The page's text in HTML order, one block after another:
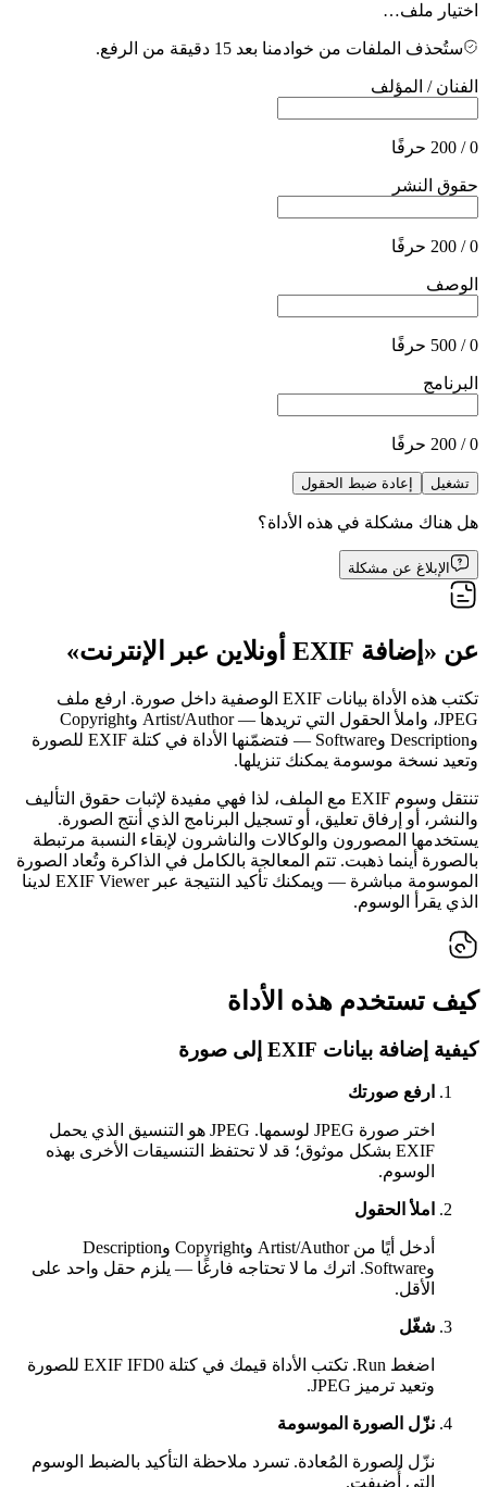
اختيار ملف…
ستُحذف الملفات من خوادمنا بعد 15 دقيقة من الرفع.
الفنان / المؤلف
0 / 200 حرفًا
حقوق النشر
0 / 200 حرفًا
الوصف
0 / 500 حرفًا
البرنامج
0 / 200 حرفًا
تشغيل إعادة ضبط الحقول
هل هناك مشكلة في هذه الأداة؟
الإبلاغ عن مشكلة
عن «إضافة EXIF أونلاين عبر الإنترنت»
تكتب هذه الأداة بيانات EXIF الوصفية داخل صورة. ارفع ملف
JPEG، واملأ الحقول التي تريدها — Artist/Author وCopyright
وDescription وSoftware — فتضمّنها الأداة في كتلة EXIF للصورة
وتعيد نسخة موسومة يمكنك تنزيلها.
تنتقل وسوم EXIF مع الملف، لذا فهي مفيدة لإثبات حقوق التأليف
والنشر، أو إرفاق تعليق، أو تسجيل البرنامج الذي أنتج الصورة.
يستخدمها المصورون والوكالات والناشرون لإبقاء النسبة مرتبطة
بالصورة أينما ذهبت. تتم المعالجة بالكامل في الذاكرة وتُعاد الصورة
الموسومة مباشرة — ويمكنك تأكيد النتيجة عبر EXIF Viewer لدينا
الذي يقرأ الوسوم.
كيف تستخدم هذه الأداة
كيفية إضافة بيانات EXIF إلى صورة
ارفع صورتك
اختر صورة JPEG لوسمها. JPEG هو التنسيق الذي يحمل
EXIF بشكل موثوق؛ قد لا تحتفظ التنسيقات الأخرى بهذه
الوسوم.
املأ الحقول
أدخل أيًا من Artist/Author وCopyright وDescription
وSoftware. اترك ما لا تحتاجه فارغًا — يلزم حقل واحد على
الأقل.
شغّل
اضغط Run. تكتب الأداة قيمك في كتلة EXIF IFD0 للصورة
وتعيد ترميز JPEG.
نزّل الصورة الموسومة
نزّل الصورة المُعادة. تسرد ملاحظة التأكيد بالضبط الوسوم
التي أُضيفت.